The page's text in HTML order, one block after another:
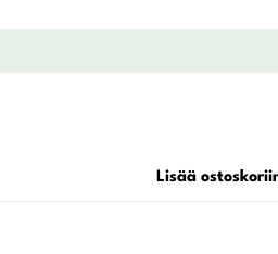
Lisää